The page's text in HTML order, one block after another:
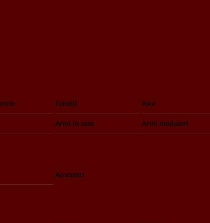
Coltelli Asce
Armi in asta Armi modulari
Accessori